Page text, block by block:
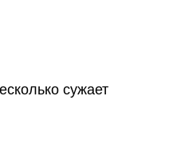
сужает